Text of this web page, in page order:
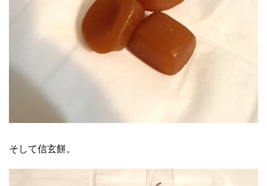
そして信玄餅。